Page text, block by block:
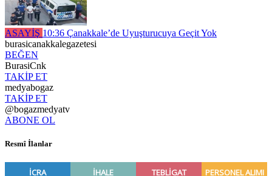
ASAYİŞ 10:36 Çanakkale’de Uyuşturucuya Geçit Yok
burasicanakkalegazetesi
BEĞEN
BurasiCnk
TAKİP ET
medyabogaz
TAKİP ET
@bogazmedyatv
ABONE OL
Resmî İlanlar